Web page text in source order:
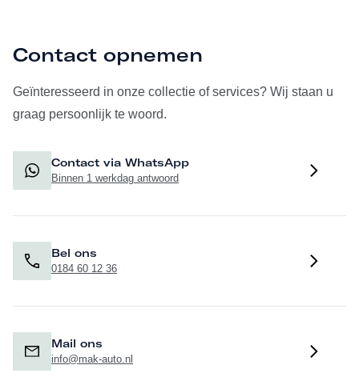
Contact opnemen
Geïnteresseerd in onze collectie of services? Wij staan u
graag persoonlijk te woord.
Contact via WhatsApp
Binnen 1 werkdag antwoord
Bel ons
0184 60 12 36
Mail ons
info@mak-auto.nl